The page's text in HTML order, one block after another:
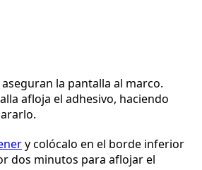
la pantalla al marco.
afloja el adhesivo, haciendo
y colócalo en el borde inferior
dos minutos para aflojar el